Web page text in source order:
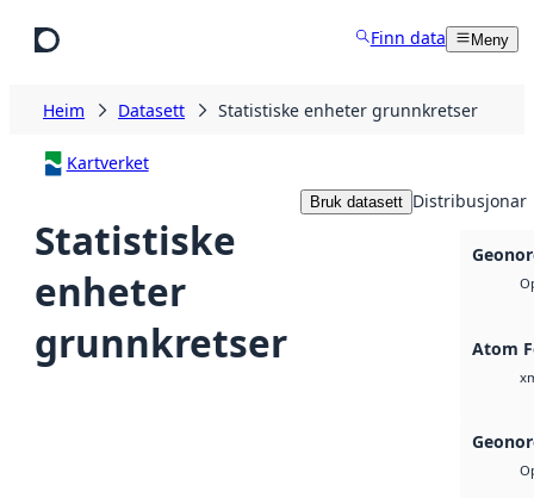
Finn data Meny
Heim Datasett Statistiske enheter grunnkretser
Kartverket
Statistiske
enheter
grunnkretser
Bruk datasett Distribusjonar
Atom